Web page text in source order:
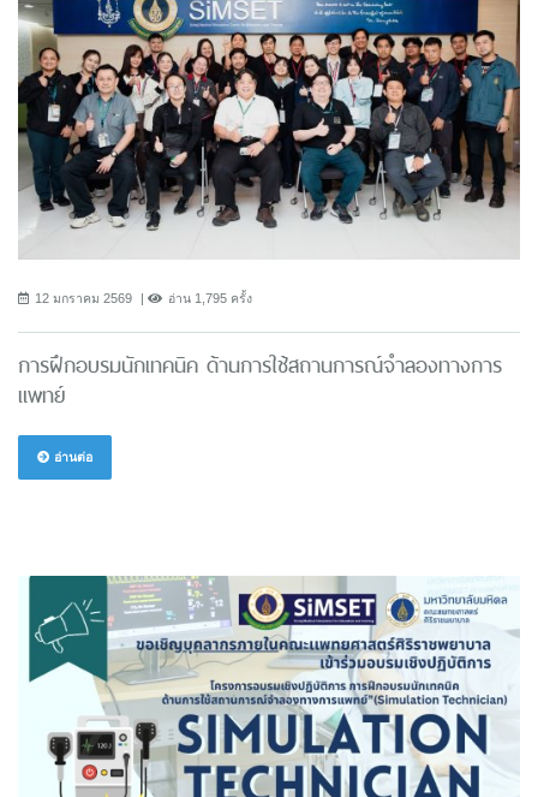
12 มกราคม 2569 อ่าน 1,795 ครั้ง
การฝึกอบรมนักเทคนิค ด้านการใช้สถานการณ์จำลองทางการ
แพทย์
อ่านต่อ